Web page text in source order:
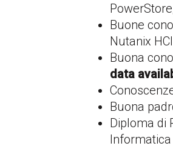
Buone
Nutanix
Buona
data
Buona
Diploma di